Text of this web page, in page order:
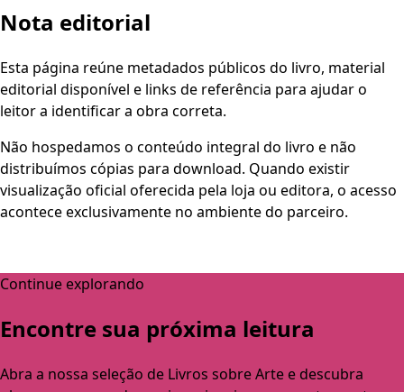
Nota editorial
Esta página reúne metadados públicos do livro, material
editorial disponível e links de referência para ajudar o
leitor a identificar a obra correta.
Não hospedamos o conteúdo integral do livro e não
distribuímos cópias para download. Quando existir
visualização oficial oferecida pela loja ou editora, o acesso
acontece exclusivamente no ambiente do parceiro.
Continue explorando
Encontre sua próxima leitura
Abra a nossa seleção de Livros sobre Arte e descubra